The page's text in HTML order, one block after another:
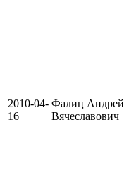
2010-04-
16
Фалиц Андрей
Вячеславович